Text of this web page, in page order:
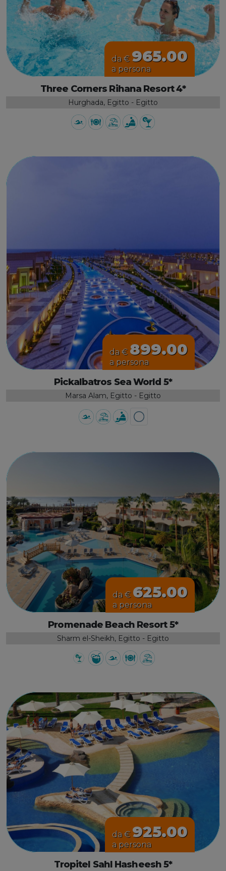
da € 965.00
a persona
Three Corners Rihana Resort 4*
Hurghada, Egitto - Egitto
da € 899.00
a persona
Pickalbatros Sea World 5*
Marsa Alam, Egitto - Egitto
da € 625.00
a persona
Promenade Beach Resort 5*
Sharm el-Sheikh, Egitto - Egitto
da € 925.00
a persona
Tropitel Sahl Hasheesh 5*